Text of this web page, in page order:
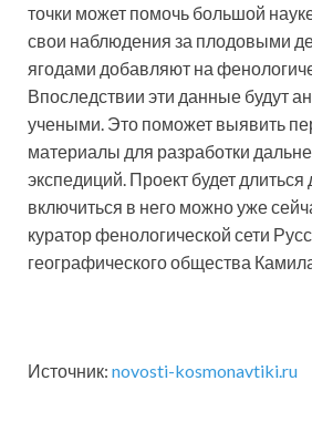
точки может помочь большой
свои наблюдения за плодовыми
ягодами добавляют на
Впоследствии эти данные будут
учеными. Это поможет выявить
материалы для разработки
экспедиций. Проект будет длиться
включиться в него можно уже
куратор фенологической сети
географического общества
Источник: novosti-kosmonavtiki.ru